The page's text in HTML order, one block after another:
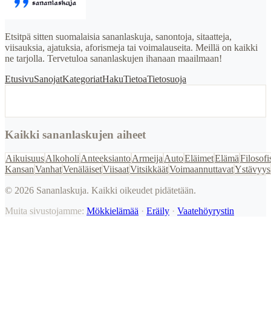
Etsitpä sitten suomalaisia sananlaskuja, sanontoja, sitaatteja,
viisauksia, ajatuksia, aforismeja tai voimalauseita. Meillä on kaikki
ne tarjolla. Tervetuloa sananlaskujen ihanaan maailmaan!
EtusivuSanojatKategoriatHakuTietoaTietosuoja
Kaikki sananlaskujen aiheet
AikuisuusAlkoholi AnteeksiantoArmeija AutoEläimetElämä
KansanVanhatVenäläisetViisaatVitsikkäätVoimaannuttavatYstävyys
© 2026 Sananlaskuja. Kaikki oikeudet pidätetään.
Muita sivustojamme: Mökkielämää · Eräily · Vaatehöyrystin